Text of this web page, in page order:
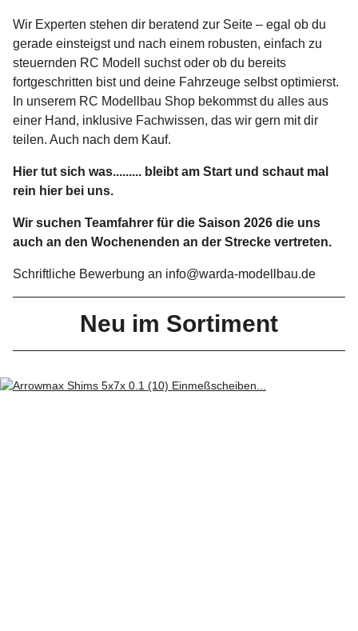
Wir Experten stehen dir beratend zur Seite – egal ob du
gerade einsteigst und nach einem robusten, einfach zu
steuernden RC Modell suchst oder ob du bereits
fortgeschritten bist und deine Fahrzeuge selbst optimierst.
In unserem RC Modellbau Shop bekommst du alles aus
einer Hand, inklusive Fachwissen, das wir gern mit dir
teilen. Auch nach dem Kauf.
Hier tut sich was......... bleibt am Start und schaut mal
rein hier bei uns.
Wir suchen Teamfahrer für die Saison 2026 die uns
auch an den Wochenenden an der Strecke vertreten.
Schriftliche Bewerbung an info@warda-modellbau.de
Neu im Sortiment